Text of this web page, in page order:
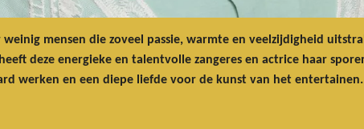
mensen die zoveel passie, warmte en veelzijdigheid
deze energieke en talentvolle zangeres en actrice haar
werken en een diepe liefde voor de kunst van het entertainen.